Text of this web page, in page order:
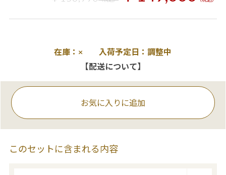
在庫：× 入荷予定日：調整中
【配送について】
お気に入りに追加
このセットに含まれる内容